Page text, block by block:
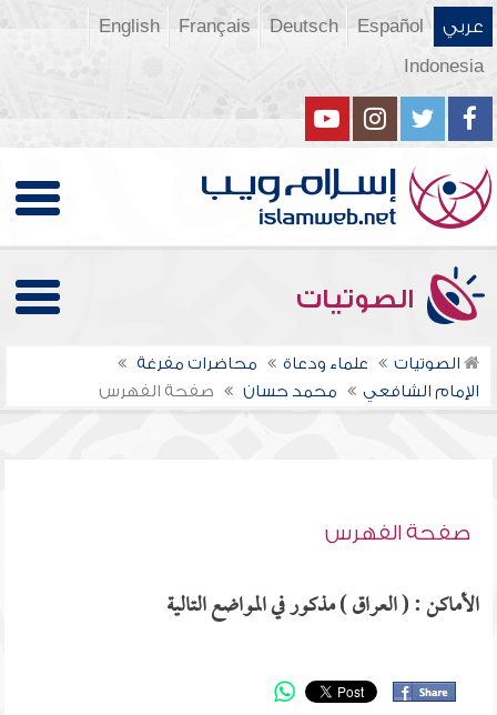
عربي Español
Deutsch
Français
English
Indonesia
الصوتيات
الصوتيات علماء ودعاة
محاضرات مفرغة
الإمام الشافعي
محمد حسان صفحة الفهرس
صفحة الفهرس
الأماكن : ( العراق ) مذكور في المواضع التالية